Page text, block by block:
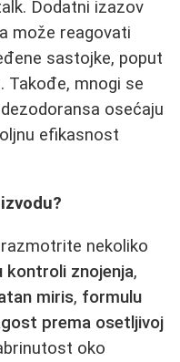
Dodatni izazov
može reagovati
sastojke, poput
Takođe, mnogi se
osećaju
efikasnost
nekoliko
kontroli znojenja,
miris, formulu
prema osetljivoj
oko